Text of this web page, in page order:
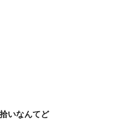
いなんてど